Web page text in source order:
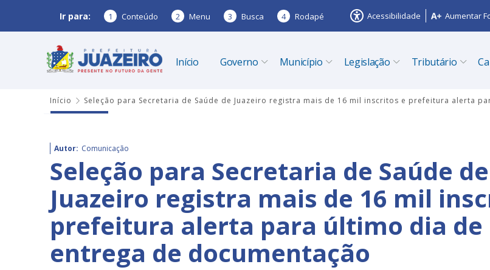
Ir para: 1 Conteúdo 2 Menu 3 Busca 4 Rodapé Acessibilidade Aumentar
Início Governo Município Legislação Tributário
Início Seleção para Secretaria de Saúde de Juazeiro registra mais de 16 mil inscritos e prefeitura alerta
Autor: Comunicação
Seleção para Secretaria de Saúde de
Juazeiro registra mais de 16 mil
prefeitura alerta para último dia de
entrega de documentação